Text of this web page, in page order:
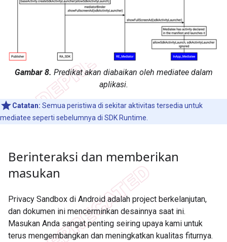
Gambar 8. Predikat akan diabaikan oleh mediatee dalam
aplikasi.
Catatan: Semua peristiwa di sekitar aktivitas tersedia untuk
mediatee seperti sebelumnya di SDK Runtime.
Berinteraksi dan memberikan
masukan
Privacy Sandbox di Android adalah project berkelanjutan,
dan dokumen ini mencerminkan desainnya saat ini.
Masukan Anda sangat penting seiring upaya kami untuk
terus mengembangkan dan meningkatkan kualitas fiturnya.